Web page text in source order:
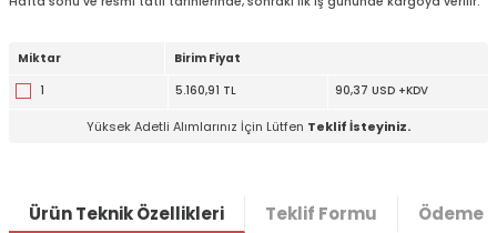
Miktar
Birim Fiyat
1
5.160,91 TL 90,37 USD +KDV
Yüksek Adetli Alımlarınız İçin Lütfen Teklif İsteyiniz.
Ürün Teknik Özellikleri Teklif Formu Ödeme